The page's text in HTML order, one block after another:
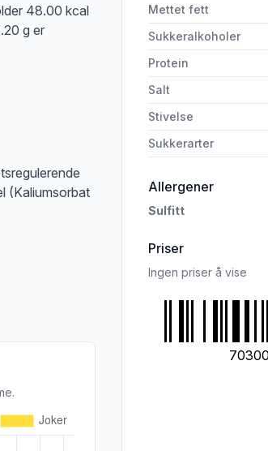
48.00 kcal
g er
og innholdsbeskrivelsen nøye om du har allergier, vi
(Kaliumsorbat
Mettet fett
Sukkeralkoholer
Protein
Salt
Stivelse
Sukkerarter
Allergeneri
Sulfitt
Priser
Ingen priser å vise